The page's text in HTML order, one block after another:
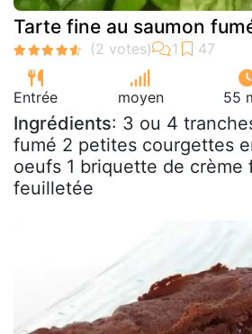
Tarte fine au saumon
Entrée moyen 55
Ingrédients: 3 ou 4
fumé 2 petites courgettes
oeufs 1 briquette de crème
feuilletée